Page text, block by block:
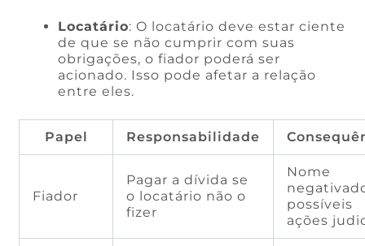
Locatário: O locatário deve estar ciente
de que se não cumprir com suas
obrigações, o fiador poderá ser
acionado. Isso pode afetar a relação
entre eles.
Papel Responsabilidade
Fiador
Pagar a dívida se
o locatário não o
fizer
Nome
possíveis
ações